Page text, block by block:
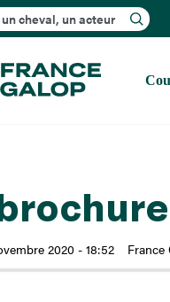
Rechercher
2020 - 18:52 France